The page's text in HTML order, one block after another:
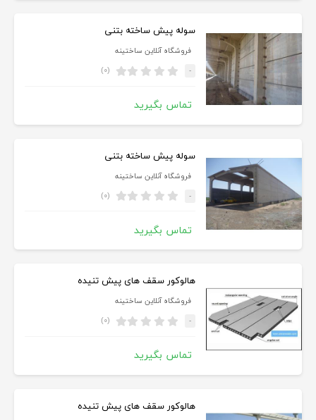
سوله پیش ساخته بتنی
فروشگاه آنلاین ساختینه
- (۰)
تماس بگیرید
سوله پیش ساخته بتنی
فروشگاه آنلاین ساختینه
- (۰)
تماس بگیرید
هالوکور سقف های پیش تنیده
فروشگاه آنلاین ساختینه
- (۰)
تماس بگیرید
هالوکور سقف های پیش تنیده